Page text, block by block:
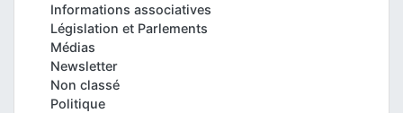
Informations associatives
Législation et Parlements
Médias
Newsletter
Non classé
Politique